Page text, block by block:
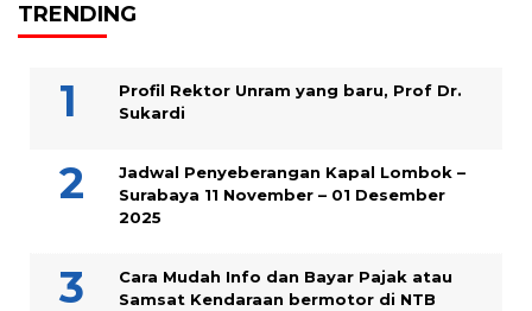
TRENDING
Profil Rektor Unram yang baru, Prof Dr.
Sukardi
Jadwal Penyeberangan Kapal Lombok –
Surabaya 11 November – 01 Desember
2025
Cara Mudah Info dan Bayar Pajak atau
Samsat Kendaraan bermotor di NTB